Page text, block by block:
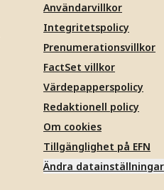
Användarvillkor
Integritetspolicy
Prenumerationsvillkor
FactSet villkor
Värdepapperspolicy
Redaktionell policy
Om cookies
Tillgänglighet på EFN
Ändra datainställningar